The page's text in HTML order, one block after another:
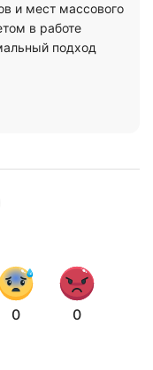
и мест массового
в работе
подход
0 0